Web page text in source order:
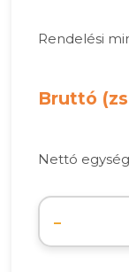
Rendelési
Bruttó
Nettó
-